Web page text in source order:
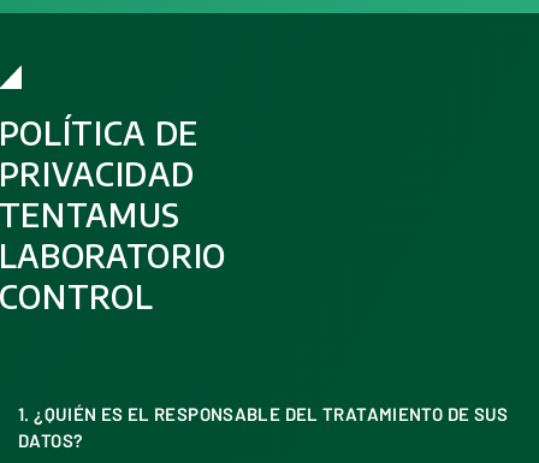
DE
1. ¿QUIÉN ES EL RESPONSABLE DEL TRATAMIENTO DE SUS
DATOS?